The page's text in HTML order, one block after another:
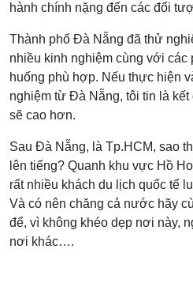
hành chính nặng đến các đối
Thành phố Đà Nẵng đã thử
nhiều kinh nghiệm cùng với
huống phù hợp. Nếu thực hiện
nghiệm từ Đà Nẵng, tôi tin là
sẽ cao hơn.
Sau Đà Nẵng, là Tp.HCM, sao
lên tiếng? Quanh khu vực Hồ
rất nhiều khách du lịch quốc tế
Và có nên chăng cả nước hãy
để, vì không khéo dẹp nơi này,
nơi khác….